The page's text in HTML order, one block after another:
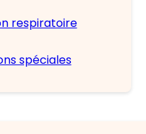
respiratoire
spéciales